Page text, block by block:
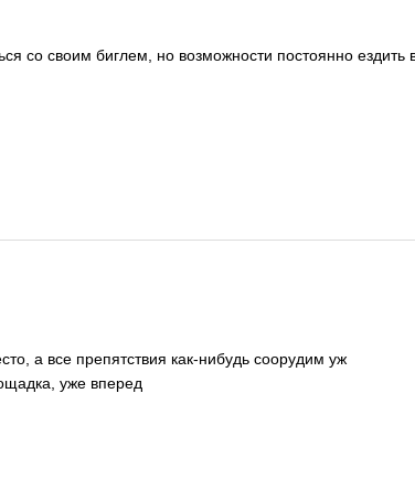
со своим биглем, но возможности постоянно ездить
а все препятствия как-нибудь соорудим уж
уже вперед